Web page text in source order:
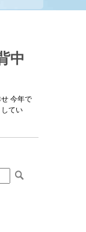
中
今年で
てい